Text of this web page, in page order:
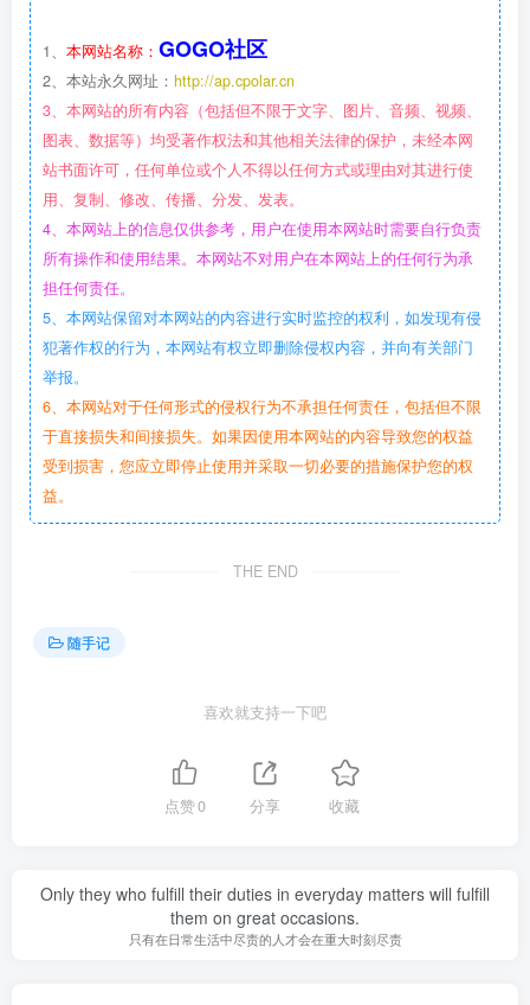
1、 本网站名称： GOGO社区
2、本站永久网址： http://ap.cpolar.cn
3、本网站的所有内容（包括但不限于文字、图片、音频、视频、
图表、数据等）均受著作权法和其他相关法律的保护，未经本网
站书面许可，任何单位或个人不得以任何方式或理由对其进行使
用、复制、修改、传播、分发、发表。
4、本网站上的信息仅供参考，用户在使用本网站时需要自行负责
所有操作和使用结果。本网站不对用户在本网站上的任何行为承
担任何责任。
5、本网站保留对本网站的内容进行实时监控的权利，如发现有侵
犯著作权的行为，本网站有权立即删除侵权内容，并向有关部门
举报。
6、本网站对于任何形式的侵权行为不承担任何责任，包括但不限
于直接损失和间接损失。如果因使用本网站的内容导致您的权益
受到损害，您应立即停止使用并采取一切必要的措施保护您的权
益。
THE END
随手记
喜欢就支持一下吧
点赞0 分享 收藏
Only they who fulfill their duties in everyday matters will fulfill
them on great occasions.
只有在日常生活中尽责的人才会在重大时刻尽责